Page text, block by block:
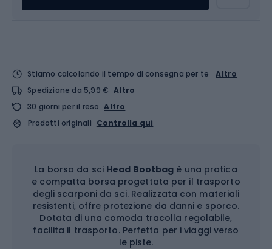
Stiamo calcolando il tempo di consegna per te
Altro
Spedizione da 5,99 € Altro
30 giorni per il reso Altro
Prodotti originali Controlla qui
La borsa da sci Head Bootbag è una pratica
e compatta borsa progettata per il trasporto
degli scarponi da sci. Realizzata con materiali
resistenti, offre protezione da danni e sporco.
Dotata di una comoda tracolla regolabile,
facilita il trasporto. Perfetta per i viaggi verso
le piste.